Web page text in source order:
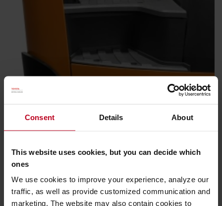
Consent Details About
This website uses cookies, but you can decide which
ones
We use cookies to improve your experience, analyze our
traffic, as well as provide customized communication and
marketing. The website may also contain cookies to
Facilité d'accès
La cabine spacieuse et la marche basse d'accès facilitent la
montée et la descente du chariot, idéales pour les caristes
qui effectuent des tâches variées au cours de la journée.